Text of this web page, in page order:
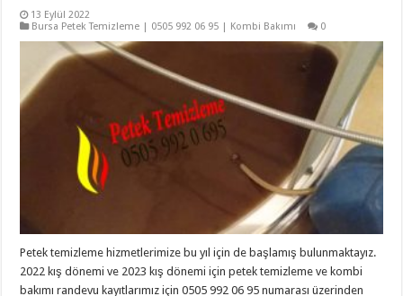
13 Eylül 2022
Bursa Petek Temizleme | 0505 992 06 95 | Kombi Bakımı
0
Petek temizleme hizmetlerimize bu yıl için de başlamış bulunmaktayız.
2022 kış dönemi ve 2023 kış dönemi için petek temizleme ve kombi
bakımı randevu kayıtlarımız için 0505 992 06 95 numarası üzerinden